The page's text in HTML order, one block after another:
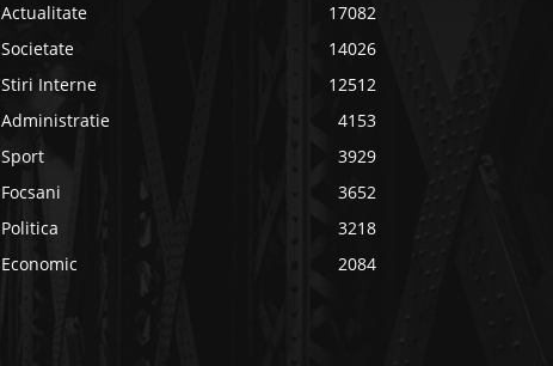
Actualitate
17082
Societate
14026
Stiri Interne
12512
Administratie
4153
Sport
3929
Focsani
3652
Politica
3218
Economic
2084